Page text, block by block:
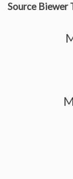
Spécial
Classement
Régionales
Les réunions
Source Biewer